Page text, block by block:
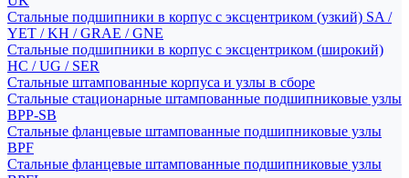
Стальные подшипники в корпус с эксцентриком (узкий) SA /
YET / KH / GRAE / GNE
Стальные подшипники в корпус с эксцентриком (широкий)
HC / UG / SER
Стальные штампованные корпуса и узлы в сборе
Стальные стационарные штампованные подшипниковые узлы
BPP-SB
Стальные фланцевые штампованные подшипниковые узлы
BPF
Стальные фланцевые штампованные подшипниковые узлы